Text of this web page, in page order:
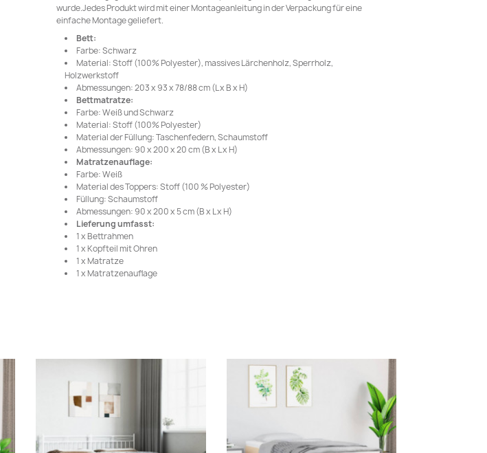
wurde.Jedes Produkt wird mit einer Montageanleitung in der Verpackung für eine
einfache Montage geliefert.
Bett:
Farbe: Schwarz
Material: Stoff (100% Polyester), massives Lärchenholz, Sperrholz,
Holzwerkstoff
Abmessungen: 203 x 93 x 78/88 cm (L x B x H)
Bettmatratze:
Farbe: Weiß und Schwarz
Material: Stoff (100% Polyester)
Material der Füllung: Taschenfedern, Schaumstoff
Abmessungen: 90 x 200 x 20 cm (B x L x H)
Matratzenauflage:
Farbe: Weiß
Material des Toppers: Stoff (100 % Polyester)
Füllung: Schaumstoff
Abmessungen: 90 x 200 x 5 cm (B x L x H)
Lieferung umfasst:
1 x Bettrahmen
1 x Kopfteil mit Ohren
1 x Matratze
1 x Matratzenauflage